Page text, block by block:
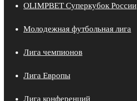
OLIMPBET Суперкубок России
Молодежная футбольная лига
Лига чемпионов
Лига Европы
Лига конференций